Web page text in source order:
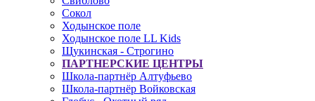
Сокол
Ходынское поле
Ходынское поле LL Kids
Щукинская - Строгино
ПАРТНЕРСКИЕ ЦЕНТРЫ
Школа-партнёр Алтуфьево
Школа-партнёр Войковская